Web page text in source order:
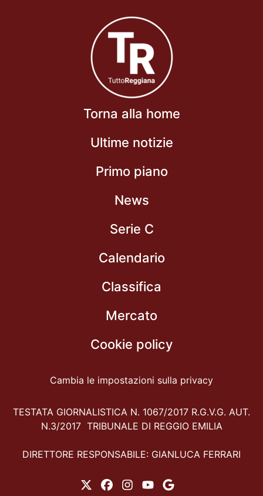
Torna alla home
Ultime notizie
Primo piano
News
Serie C
Calendario
Classifica
Mercato
Cookie policy
Cambia le impostazioni sulla privacy
TESTATA GIORNALISTICA N. 1067/2017 R.G.V.G. AUT.
N.3/2017 TRIBUNALE DI REGGIO EMILIA
DIRETTORE RESPONSABILE: GIANLUCA FERRARI